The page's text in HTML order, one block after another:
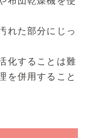
れた部分にじっ
化することは難
を併用すること